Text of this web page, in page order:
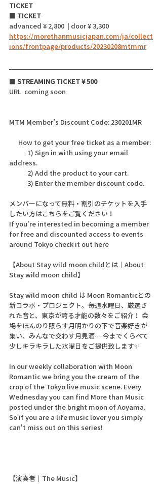
TICKET
■ TICKET
advanced ¥ 2,800  | door ¥ 3,300
https://morethanmusicjapan.com/ja/collect
ions/frontpage/products/20230208mtmmr
■ STREAMING TICKET ¥ 500
URL  coming soon
MTM Member’s Discount Code: 230201MR
      How to get your free ticket as a member:
address.
            2) Add the product to your cart.
            3) Enter the member discount code.
メンバーになって無料・割引のチケットを入手
したい方はこちらをご覧ください！
If you're interested in becoming a member
for free and discounted access to events
around Tokyo check it out here
【About Stay wild moon childとは｜About
Stay wild moon child】
Stay wild moon child は Moon Romanticとの
新コラボ・プロジェクト。毎週水曜日、厳選さ
れた音と、東京が誇る才能の数々をご紹介！ 会
場をほんのり照らす月明かりの下で音楽好きが
集い、みんなで交わす月見酒… 今までくらべて
少しキラキラした水曜日をご提供致します✨
In our weekly collaboration with Moon
Romantic we bring you the cream of the
crop of the Tokyo live music scene. Every
Wednesday you can find More than Music
posted under the bright moon of Aoyama.
So if you are a life music lover you simply
can't miss out on this series!
【演奏者｜The Music】